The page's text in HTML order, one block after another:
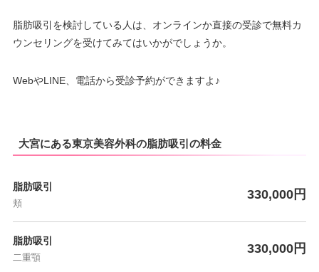
脂肪吸引を検討している人は、オンラインか直接の受診で無料カ
ウンセリングを受けてみてはいかがでしょうか。
WebやLINE、電話から受診予約ができますよ♪
大宮にある東京美容外科の脂肪吸引の料金
脂肪吸引
頬
330,000円
脂肪吸引
二重顎
330,000円